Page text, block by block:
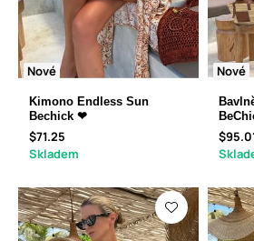
Nové
Kimono Endless Sun
Bechick ❤
$71.25
Skladem
Nové